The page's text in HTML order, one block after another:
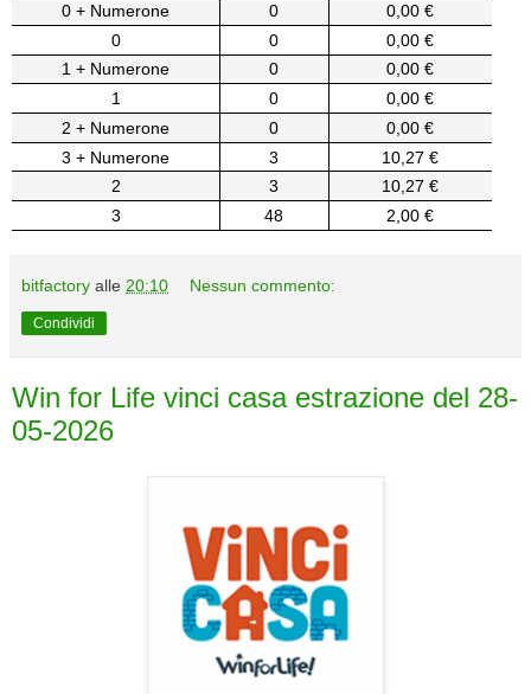
0 + Numerone
0
0,00 €
0
0
0,00 €
1 + Numerone
0
0,00 €
1
0
0,00 €
2 + Numerone
0
0,00 €
3 + Numerone
3
10,27 €
2
3
10,27 €
3
48 2,00 €
bitfactory alle 20:10 Nessun commento:
Condividi
Win for Life vinci casa estrazione del 28-
05-2026